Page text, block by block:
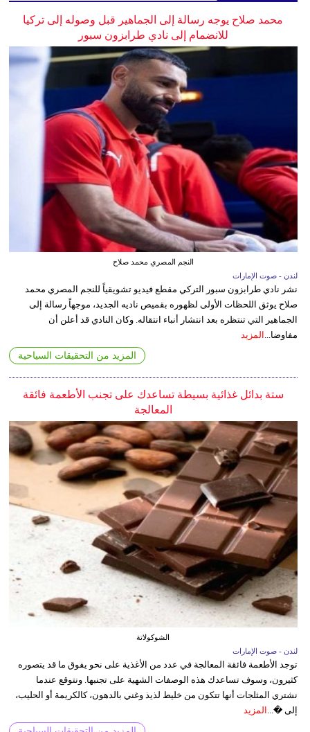
محمد صلاح يوجه رسالة إلى الجماهير قبل وصوله إلى تركيا
للانضمام إلى نادي طرابزون سبور
النجم المصري محمد صلاح
لندن - صوت الإمارات
نشر نادي طرابزون سبور التركي مقطع فيديو تشويقياً للنجم المصري محمد
صلاح يوثق اللحظات الأولى لظهوره بقميص ناديه الجديد، موجهاً رسالة إلى
الجماهير التي تنتظره بعد انتشار أنباء انتقاله. وكان النادي قد أعلن أن
مفاوضا... المزيد
المزيد من التحقيقات السياحية
ستة بدائل غذائية بسيطة تساعدك على تجنب الأطعمة فائقة
المعالجة
الشوكولاتة
لندن - صوت الإمارات
توجد الأطعمة فائقة المعالجة في عدد من الأغذية على نحو يفوق ما قد يتصوره
كثيرون، وسوف تساعدك هذه الوصفات الشهية على تجنبها. ونتوقع عندما
نشتري المثلجات أنها تتكون من خليط لذيذ وغني بالدهون، كالكريمة أو الحليب،
إلى �... المزيد